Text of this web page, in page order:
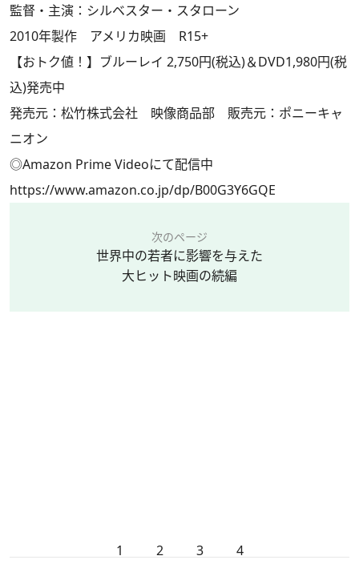
監督・主演：シルベスター・スタローン
2010年製作 アメリカ映画 R15+
【おトク値！】ブルーレイ 2,750円(税込)＆DVD1,980円(税
込)発売中
発売元：松竹株式会社 映像商品部 販売元：ポニーキャ
ニオン
◎Amazon Prime Videoにて配信中
https://www.amazon.co.jp/dp/B00G3Y6GQE
次のページ
世界中の若者に影響を与えた
大ヒット映画の続編
1 2 3 4